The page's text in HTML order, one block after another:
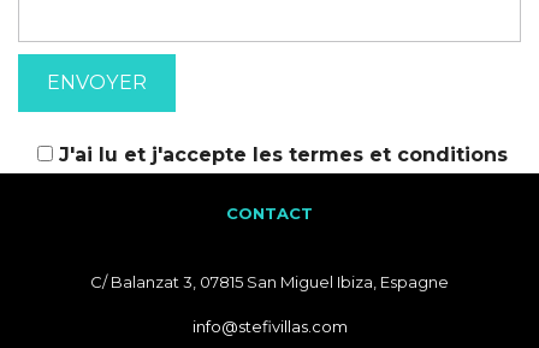
J'ai lu et j'accepte les termes et conditions
CONTACT
C/ Balanzat 3, 07815 San Miguel Ibiza, Espagne
info@stefivillas.com